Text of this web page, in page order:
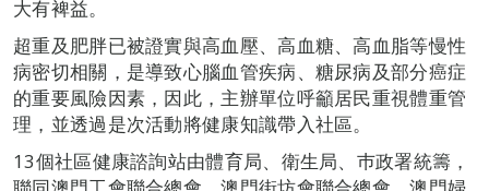
大有裨益。
超重及肥胖已被證實與高血壓、高血糖、高血脂等慢性
病密切相關，是導致心腦血管疾病、糖尿病及部分癌症
的重要風險因素，因此，主辦單位呼籲居民重視體重管
理，並透過是次活動將健康知識帶入社區。
13個社區健康諮詢站由體育局、衛生局、巿政署統籌，